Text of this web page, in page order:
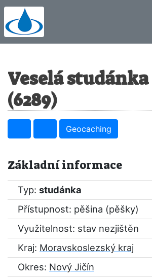
Veselá studánka
(6289)
Geocaching
Základní informace
Typ: studánka
Přístupnost: pěšina (pěšky)
Využitelnost: stav nezjištěn
Kraj: Moravskoslezský kraj
Okres: Nový Jičín